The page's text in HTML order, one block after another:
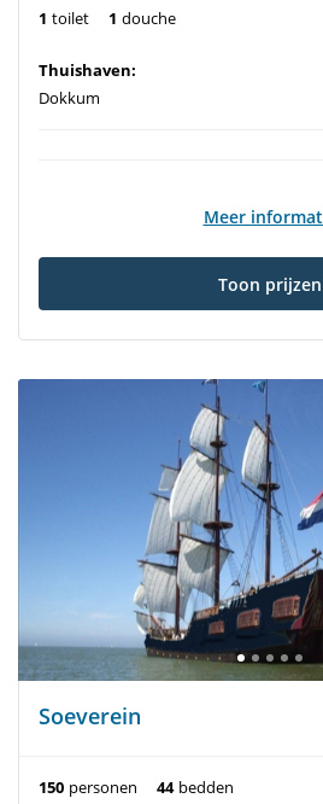
1 toilet 1 douche
Thuishaven:
Dokkum
Meer
Toon prijzen
Soeverein
150 personen 44 bedden